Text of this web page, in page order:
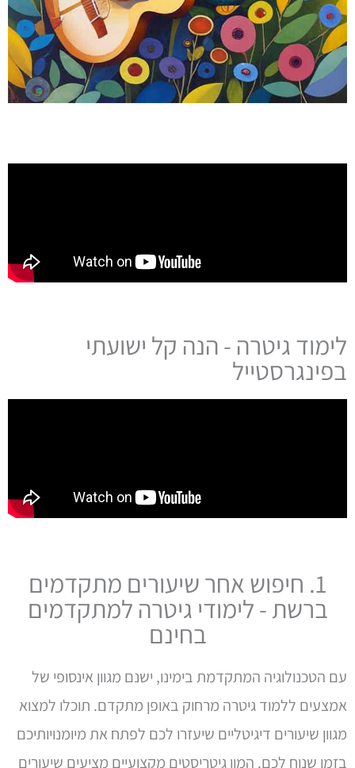
לימוד גיטרה - הנה קל ישועתי
בפינגרסטייל
1. חיפוש אחר שיעורים מתקדמים
ברשת - לימודי גיטרה למתקדמים
בחינם
עם הטכנולוגיה המתקדמת בימינו, ישנם מגוון אינסופי של
אמצעים ללמוד גיטרה מרחוק באופן מתקדם. תוכלו למצוא
מגוון שיעורים דיגיטליים שיעזרו לכם לפתח את מיומנויותיכם
בזמן שנוח לכם. המון גיטריסטים מקצועיים מציעים שיעורים